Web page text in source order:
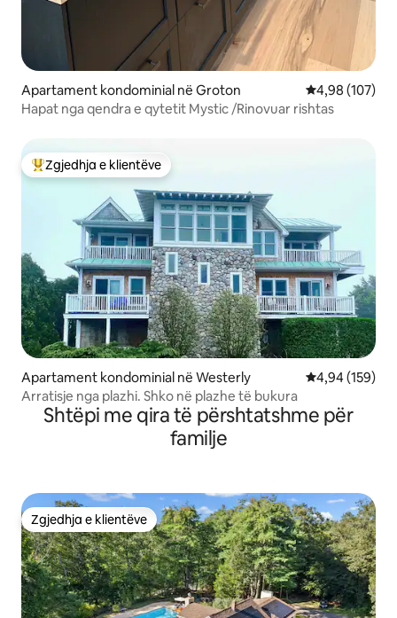
Apartament kondominial në Groton Vlerësimi
4,98 (107)
Hapat nga qendra e qytetit Mystic /Rinovuar rishtas
Më të mirat e zgjedhjeve të klientëve
Zgjedhja e klientëve
Apartament kondominial në Westerly Vlerësimi
4,94 (159)
Arratisje nga plazhi. Shko në plazhe të bukura
Shtëpi me qira të përshtatshme për
familje
Zgjedhja e klientëve
Zgjedhja e klientëve